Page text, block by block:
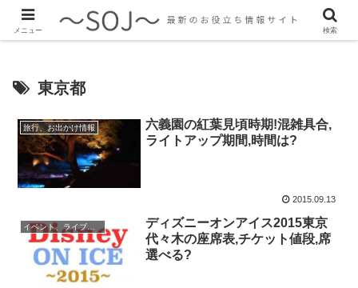
最新のトレンド情報、生活に役立つ情報をご紹介します
東京都
旅行、お出かけ情報
六義園の紅葉見頃時期!混雑具合,
ライトアップ期間,時間は?
2015.09.13
イベント、ライブ最新情報
ディズニーオンアイス2015東京
代々木の座席表,チケット値段,席
選べる?
メニュー 検索